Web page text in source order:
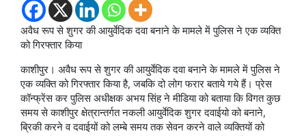
अवैध रूप से शुगर की आयुर्वेदिक दवा बनाने के मामले में पुलिस ने एक व्यक्ति
को गिरफ्तार किया
काशीपुर। अवैध रूप से शुगर की आयुर्वेदिक दवा बनाने के मामले में पुलिस ने
एक व्यक्ति को गिरफ्तार किया है, जबकि दो लोग फरार बताये गये हैं। प्रेस
कॉन्फ्रेंस कर पुलिस अधीक्षक अभय सिंह ने मीडिया को बताया कि विगत कुछ
समय से काशीपुर क्षेत्रान्तर्गत नकली आयुर्वेदिक शुगर दवाईयो को बनाने,
ब्रिकी करने व दवाईयों को लम्बे समय तक सेवन करने वाले व्यक्तियों को